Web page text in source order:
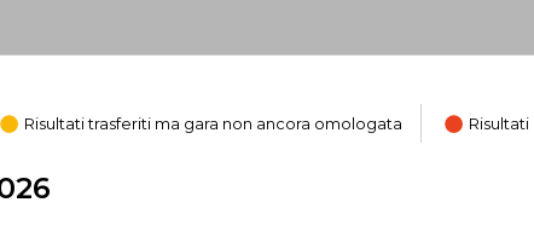
Risultati trasferiti ma gara non ancora omologata